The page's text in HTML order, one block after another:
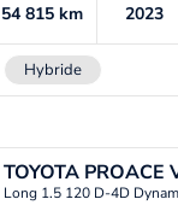
54 815km 2023
Hybride
TOYOTA PROACE
Long 1.5 120 D-4D